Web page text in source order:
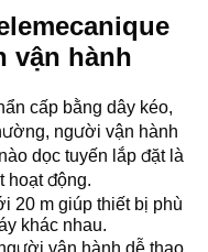
vận hành
cấp bằng dây kéo,
người vận hành
dọc tuyến lắp đặt là
hoạt động.
20 m giúp thiết bị phù
khác nhau.
vận hành dễ thao